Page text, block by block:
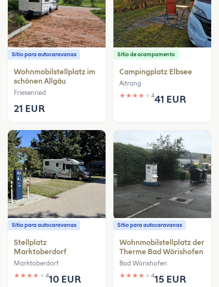
Sítio para autocaravanas
Wohnmobilstellplatz im
schönen Allgäu
Friesenried
21 EUR
Sítio de acampamento
Campingplatz Elbsee
Aitrang
★ ★ ★ ★ ★ 441 EUR
Sítio para autocaravanas
Stellplatz
Marktoberdorf
Marktoberdorf
★ ★ ★ ★ ★ 410 EUR
Sítio para autocaravanas
Wohnmobilstellplatz der
Therme Bad Wörishofen
Bad Wörishofen
★ ★ ★ ★ ★ 415 EUR